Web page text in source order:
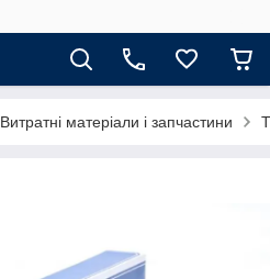
Витратні матеріали і запчастини